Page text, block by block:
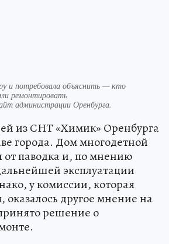
и потребовала объяснить — кто
ремонтировать
администрации Оренбурга.
из СНТ «Химик» Оренбурга
города. Дом многодетной
от паводка и, по мнению
эксплуатации
у комиссии, которая
оказалось другое мнение на
решение о